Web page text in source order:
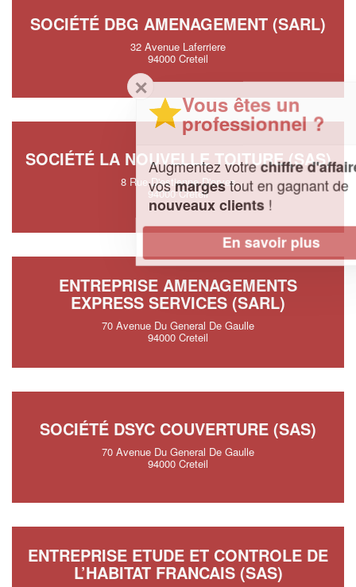
SOCIÉTÉ DBG AMENAGEMENT (SARL)
32 Avenue Laferriere
94000 Creteil
SOCIÉTÉ LA NOUVELLE TOITURE (SAS)
8 Rue D'estienne D'orves
94000 Creteil
ENTREPRISE AMENAGEMENTS
EXPRESS SERVICES (SARL)
70 Avenue Du General De Gaulle
94000 Creteil
SOCIÉTÉ DSYC COUVERTURE (SAS)
70 Avenue Du General De Gaulle
94000 Creteil
ENTREPRISE ETUDE ET CONTROLE DE
L’HABITAT FRANCAIS (SAS)
Vous êtes un
professionnel ?
Augmentez votrechiffre d'affaireset
vosmargestout en gagnant de
nouveaux clients!
En savoir plus